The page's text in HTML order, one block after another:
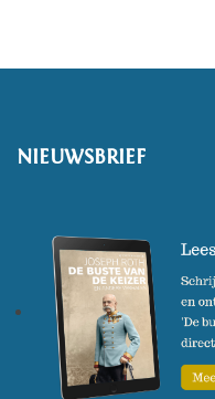
NIEUWSBRIEF